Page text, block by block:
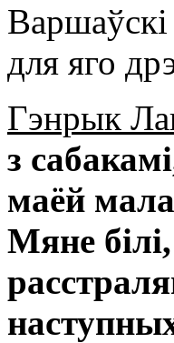
для яго
Гэнрык
з
маёй
Мяне